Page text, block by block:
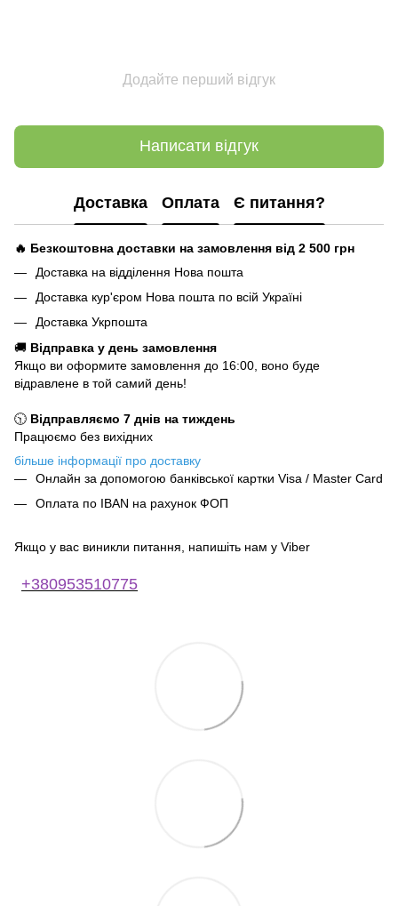
Додайте перший відгук
Написати відгук
Доставка Оплата Є питання?
🔥 Безкоштовна доставки на замовлення від 2 500 грн
Доставка на відділення Нова пошта
Доставка кур'єром Нова пошта по всій Україні
Доставка Укрпошта
🚚 Відправка у день замовлення
Якщо ви оформите замовлення до 16:00, воно буде
відравлене в той самий день!
🕥 Відправляємо 7 днів на тиждень
Працюємо без вихідних
більше інформації про доставку
Онлайн за допомогою банківської картки Visa / Master Card
Оплата по IBAN на рахунок ФОП
Якщо у вас виникли питання, напишіть нам у Viber
+380953510775